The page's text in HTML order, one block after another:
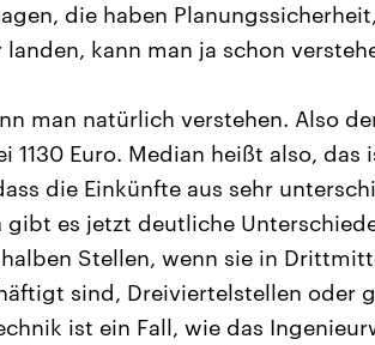
die haben
kann man ja schon
man natürlich verstehen. Also
1130 Euro. Median heißt also,
die Einkünfte aus sehr
gibt es jetzt deutliche
Stellen, wenn sie in
sind, Dreiviertelstellen oder
ist ein Fall, wie das